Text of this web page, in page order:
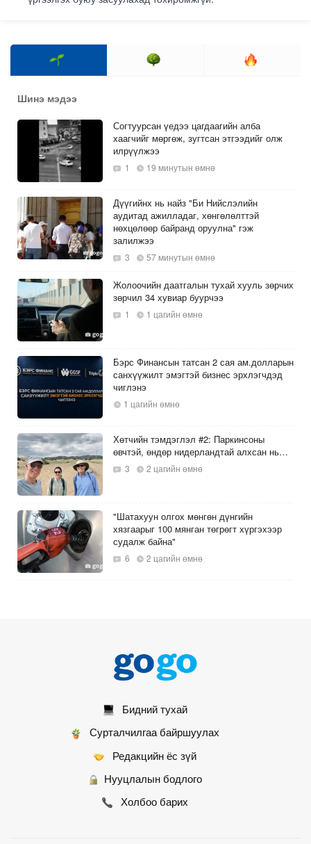
Шинэ мэдээ
Согтуурсан үедээ цагдаагийн алба
хаагчийг мөргөж, зугтсан этгээдийг олж
илрүүлжээ
1 19 минутын өмнө
Дүүгийнх нь найз "Би Нийслэлийн
аудитад ажилладаг, хөнгөлөлттэй
нөхцөлөөр байранд оруулна" гэж
залилжээ
3 57 минутын өмнө
Жолоочийн даатгалын тухай хууль зөрчих
зөрчил 34 хувиар буурчээ
1 1 цагийн өмнө
Бэрс Финансын татсан 2 сая ам.долларын
санхүүжилт эмэгтэй бизнес эрхлэгчдэд
чиглэнэ
1 цагийн өмнө
Хөтчийн тэмдэглэл #2: Паркинсоны
өвчтэй, өндөр нидерландтай алхсан нь…
3 2 цагийн өмнө
"Шатахуун олгох мөнгөн дүнгийн
хязгаарыг 100 мянган төгрөгт хүргэхээр
судалж байна"
6 2 цагийн өмнө
Нийгмийн сүлжээний зохицуулалт:
Хүүхэд хамгаалах бодлого уу, үг хэлэх
2 2 цагийн өмнө
Бидний тухай
Сурталчилгаа байршуулах
Редакцийн ёс зүй
Нууцлалын бодлого
Холбоо барих